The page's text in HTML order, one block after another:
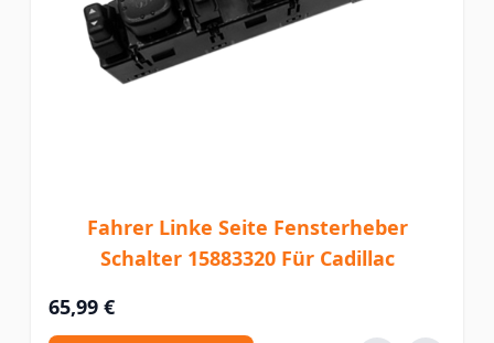
Fahrer Linke Seite Fensterheber
Schalter 15883320 Für Cadillac
65,99 €